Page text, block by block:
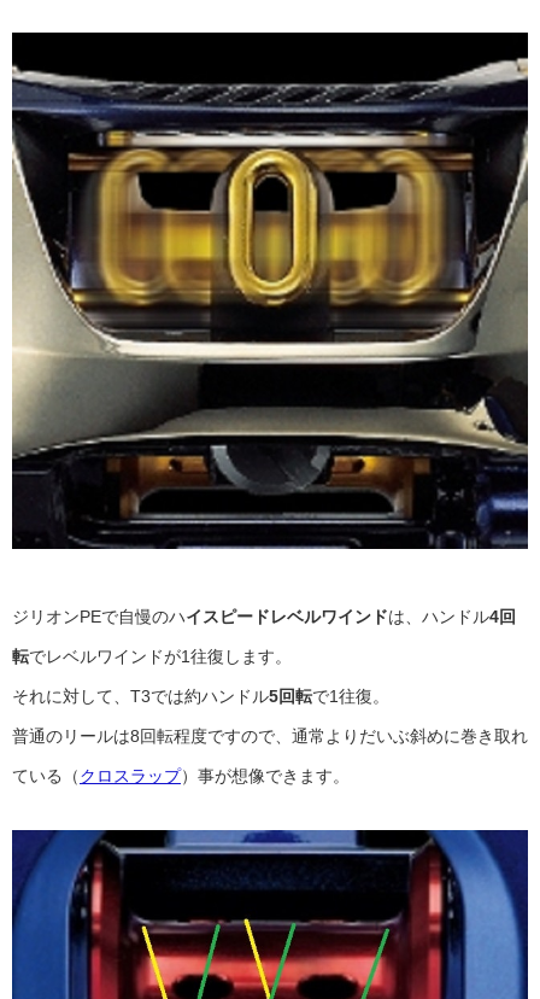
ジリオンPEで自慢のハイスピードレベルワインドは、ハンドル4回
転でレベルワインドが1往復します。
それに対して、T3では約ハンドル5回転で1往復。
普通のリールは8回転程度ですので、通常よりだいぶ斜めに巻き取れ
ている（クロスラップ）事が想像できます。